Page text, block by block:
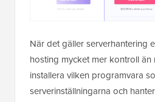
När det gäller serverhantering
hosting mycket mer kontroll
installera vilken programvara
serverinställningarna och